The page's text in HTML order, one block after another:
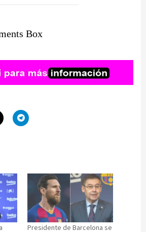
Box
Presidente de Barcelona se